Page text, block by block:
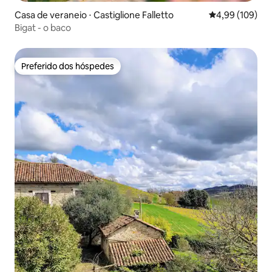
Casa de veraneio ⋅ Castiglione Falletto 4,99 de uma
4,99 (109)
Bigat - o baco
Preferido dos hóspedes
Preferido dos hóspedes